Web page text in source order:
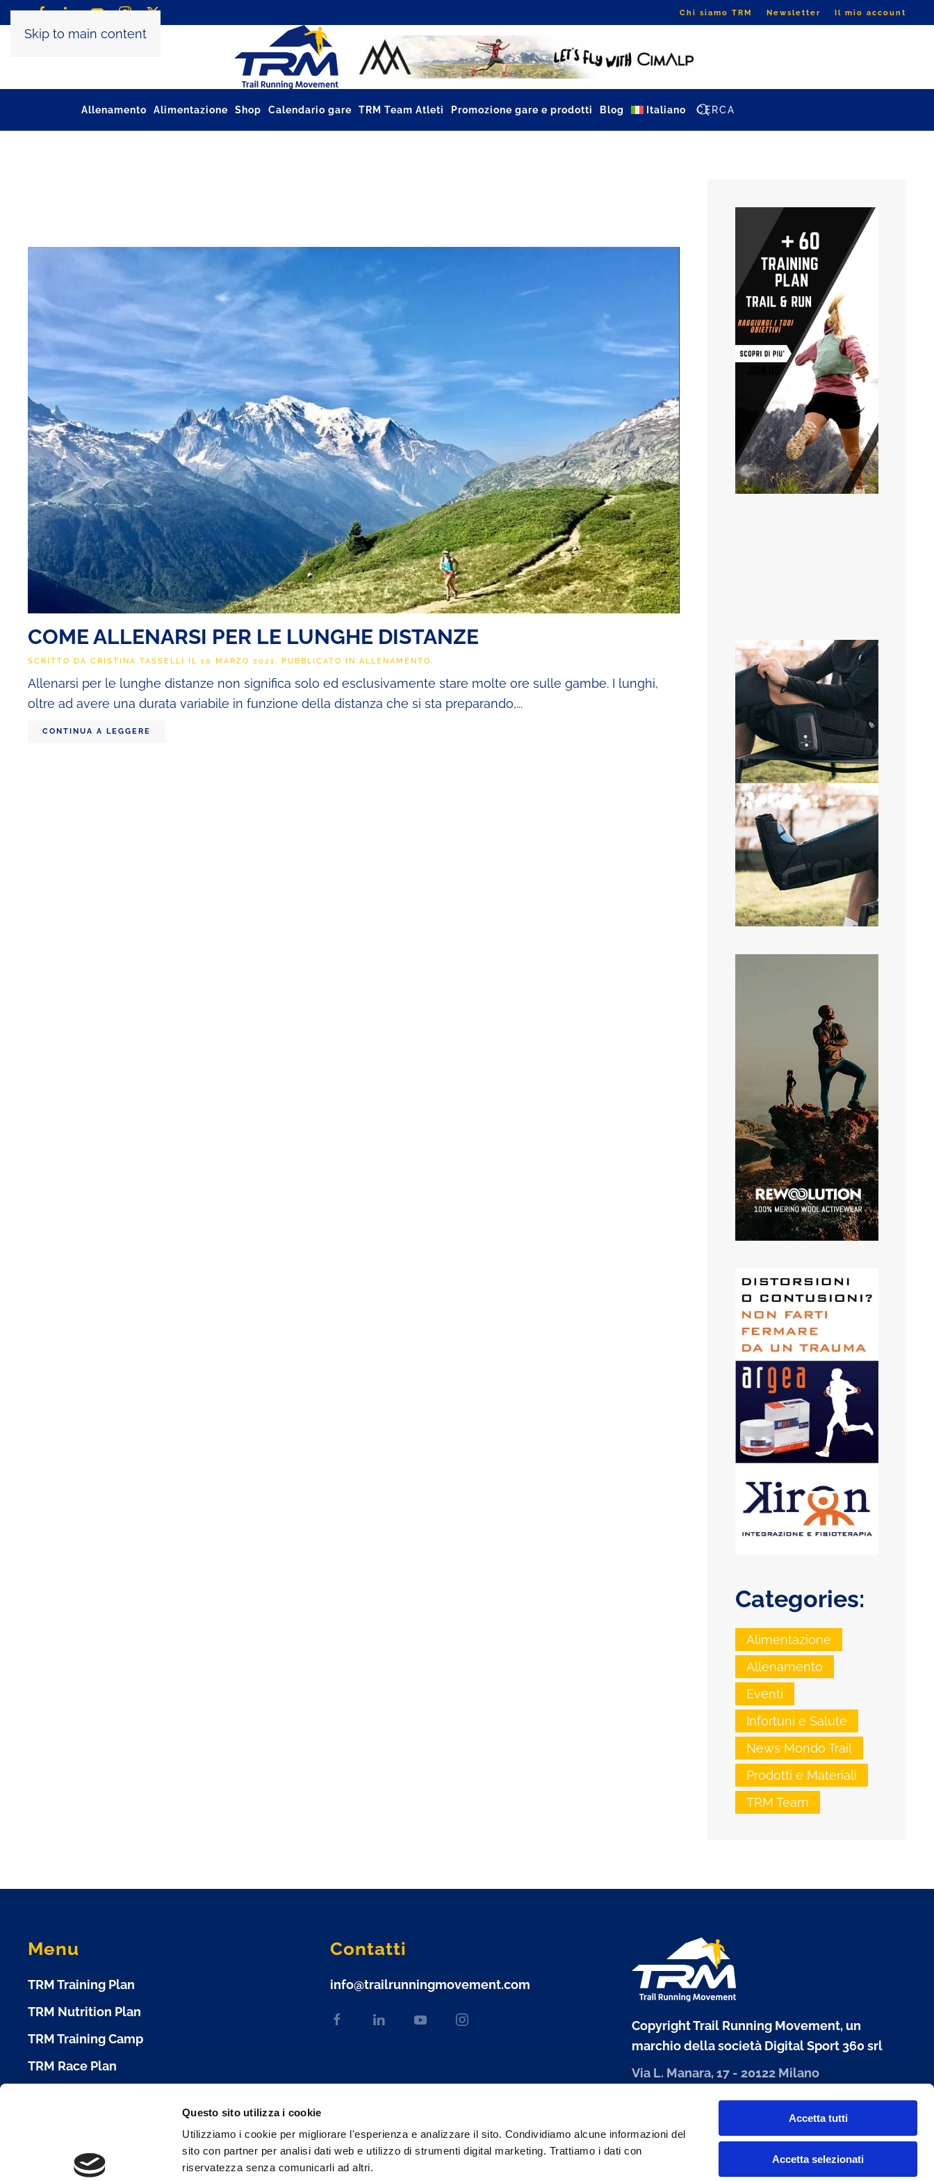
Questo sito utilizza i cookie
Utilizziamo i cookie per migliorare l'esperienza e analizzare il sito. Condividiamo alcune informazioni del
sito con partner per analisi dati web e utilizzo di strumenti digital marketing. Trattiamo i dati con
riservatezza senza comunicarli ad altri.
Accetta tutti
Accetta selezionati
Skip to main content
Chi siamo TRM Newsletter Il mio account
Allenamento Alimentazione Shop Calendario gare TRM Team Atleti Promozione gare e prodotti Blog Italiano
COME ALLENARSI PER LE LUNGHE DISTANZE
SCRITTO DA CRISTINA TASSELLI IL 10 MARZO 2021. PUBBLICATO IN ALLENAMENTO.
Allenarsi per le lunghe distanze non significa solo ed esclusivamente stare molte ore sulle gambe. I lunghi,
oltre ad avere una durata variabile in funzione della distanza che si sta preparando,...
CONTINUA A LEGGERE
Categories:
Alimentazione
Allenamento
Eventi
Infortuni e Salute
News Mondo Trail
Prodotti e Materiali
TRM Team
Menu
TRM Training Plan
TRM Nutrition Plan
TRM Training Camp
TRM Race Plan
Condizioni d'Uso
Contatti
info@trailrunningmovement.com
Copyright Trail Running Movement, un
marchio della società Digital Sport 360 srl
Via L. Manara, 17 - 20122 Milano
P. IVA 10303680960
www.digitalsport360.com